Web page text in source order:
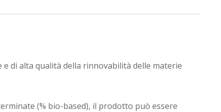
e di alta qualità della rinnovabilità delle materie
(% bio-based), il prodotto può essere